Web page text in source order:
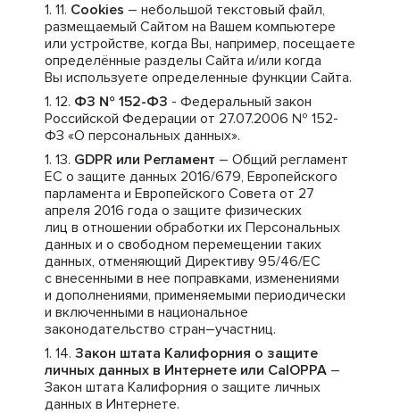
Cookies – небольшой текстовый файл,
размещаемый Сайтом на Вашем компьютере
или устройстве, когда Вы, например, посещаете
определённые разделы Сайта и/или когда
Вы используете определенные функции Сайта.
ФЗ № 152-ФЗ - Федеральный закон
Российской Федерации от 27.07.2006 № 152-
ФЗ «О персональных данных».
GDPR или Регламент – Общий регламент
ЕС о защите данных 2016/679, Европейского
парламента и Европейского Совета от 27
апреля 2016 года о защите физических
лиц в отношении обработки их Персональных
данных и о свободном перемещении таких
данных, отменяющий Директиву 95/46/ЕС
с внесенными в нее поправками, изменениями
и дополнениями, применяемыми периодически
и включенными в национальное
законодательство стран–участниц.
Закон штата Калифорния о защите
личных данных в Интернете или CalOPPA –
Закон штата Калифорния о защите личных
данных в Интернете.